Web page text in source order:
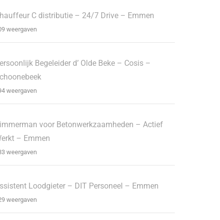
C distributie – 24/7 Drive – Emmen
weergaven
Begeleider d’ Olde Beke – Cosis –
weergaven
voor Betonwerkzaamheden – Actief
– Emmen
weergaven
Loodgieter – DIT Personeel – Emmen
weergaven